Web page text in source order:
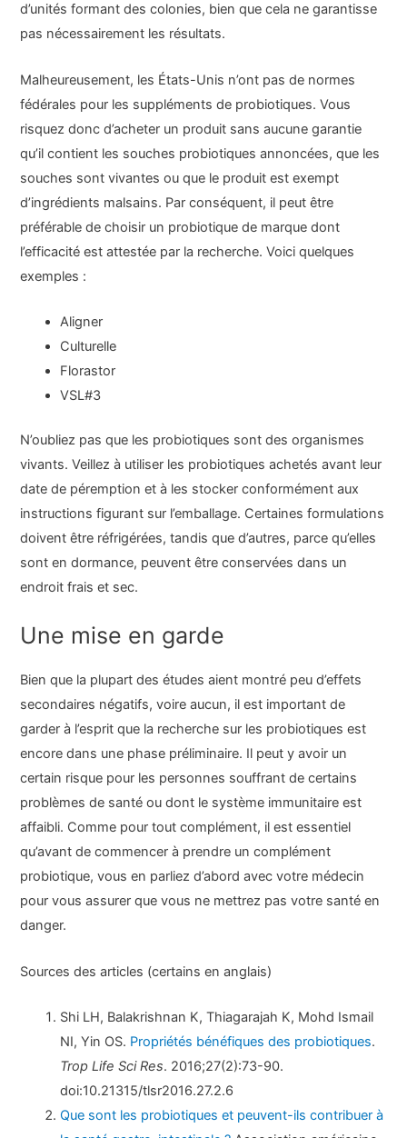
d’unités formant des colonies, bien que cela ne garantisse
pas nécessairement les résultats.
Malheureusement, les États-Unis n’ont pas de normes
fédérales pour les suppléments de probiotiques. Vous
risquez donc d’acheter un produit sans aucune garantie
qu’il contient les souches probiotiques annoncées, que les
souches sont vivantes ou que le produit est exempt
d’ingrédients malsains. Par conséquent, il peut être
préférable de choisir un probiotique de marque dont
l’efficacité est attestée par la recherche. Voici quelques
exemples :
Aligner
Culturelle
Florastor
VSL#3
N’oubliez pas que les probiotiques sont des organismes
vivants. Veillez à utiliser les probiotiques achetés avant leur
date de péremption et à les stocker conformément aux
instructions figurant sur l’emballage. Certaines formulations
doivent être réfrigérées, tandis que d’autres, parce qu’elles
sont en dormance, peuvent être conservées dans un
endroit frais et sec.
Une mise en garde
Bien que la plupart des études aient montré peu d’effets
secondaires négatifs, voire aucun, il est important de
garder à l’esprit que la recherche sur les probiotiques est
encore dans une phase préliminaire. Il peut y avoir un
certain risque pour les personnes souffrant de certains
problèmes de santé ou dont le système immunitaire est
affaibli. Comme pour tout complément, il est essentiel
qu’avant de commencer à prendre un complément
probiotique, vous en parliez d’abord avec votre médecin
pour vous assurer que vous ne mettrez pas votre santé en
danger.
Sources des articles (certains en anglais)
Shi LH, Balakrishnan K, Thiagarajah K, Mohd Ismail
NI, Yin OS. Propriétés bénéfiques des probiotiques.
Trop Life Sci Res. 2016;27(2):73-90.
doi:10.21315/tlsr2016.27.2.6
Que sont les probiotiques et peuvent-ils contribuer à